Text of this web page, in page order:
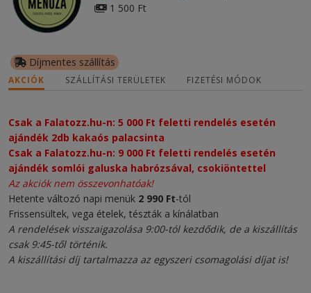
1 500 Ft
Díjmentes szállítás
AKCIÓK SZÁLLÍTÁSI TERÜLETEK FIZETÉSI MÓDOK
Csak a Falatozz.hu-n: 5 000 Ft feletti rendelés esetén
ajándék 2db kakaós palacsinta
Csak a Falatozz.hu-n: 9 000 Ft feletti rendelés esetén
ajándék somlói galuska habrózsával, csokiöntettel
Az akciók nem összevonhatóak!
Hetente változó napi menük 2 990 Ft-tól
Frissensültek, vega ételek, tészták a kínálatban
A rendelések visszaigazolása 9:00-tól kezdődik, de a kiszállítás
csak 9:45-től történik.
A kiszállítási díj tartalmazza az egyszeri csomagolási díjat is!